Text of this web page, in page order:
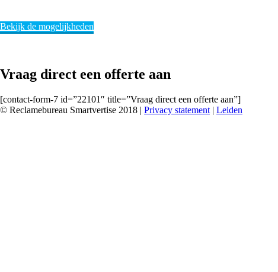
Bekijk de mogelijkheden
Vraag direct een offerte aan
[contact-form-7 id=”22101″ title=”Vraag direct een offerte aan”]
© Reclamebureau Smartvertise 2018 | Privacy statement | Leiden